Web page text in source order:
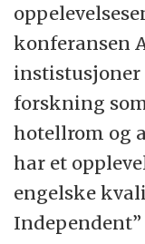
konferansen
instistusjoner
forskning
hotellrom og
har et
engelske